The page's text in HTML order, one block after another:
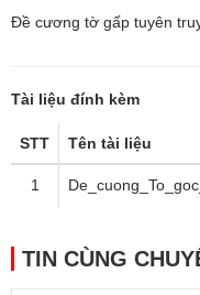
Đề cương tờ gấp tuyên
Tài liệu đính kèm
STT Tên tài liệu
1
TIN CÙNG